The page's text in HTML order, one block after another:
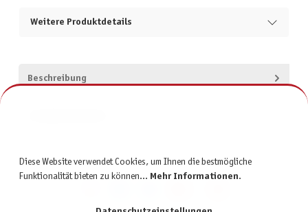
Weitere Produktdetails
Beschreibung
Diese Website verwendet Cookies, um Ihnen die bestmögliche
Funktionalität bieten zu können... Mehr Informationen.